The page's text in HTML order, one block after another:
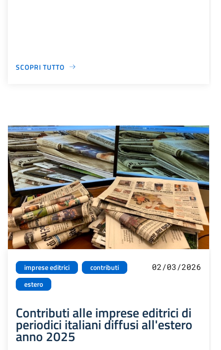
SCOPRI TUTTO
imprese editrici
contributi
estero
02/03/2026
Contributi alle imprese editrici di
periodici italiani diffusi all'estero
anno 2025